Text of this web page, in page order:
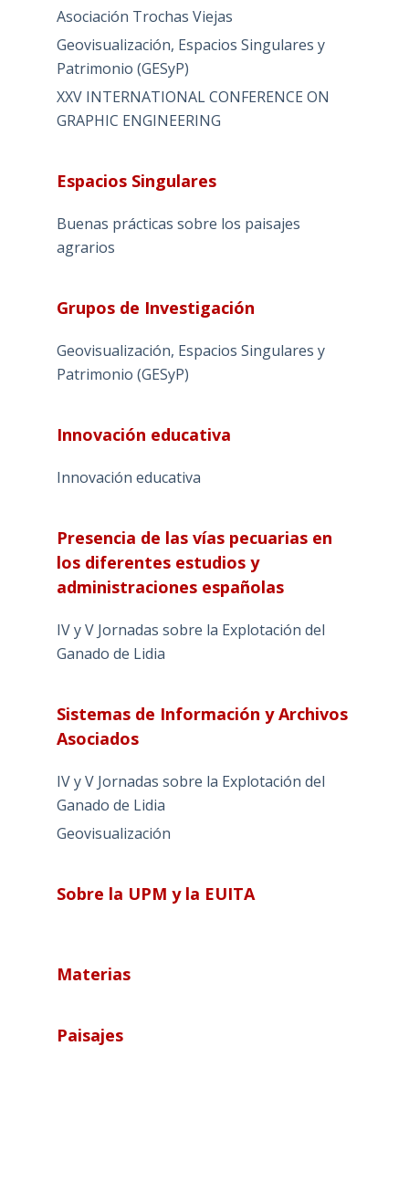
Asociación Trochas Viejas
Geovisualización, Espacios Singulares y
Patrimonio (GESyP)
XXV INTERNATIONAL CONFERENCE ON
GRAPHIC ENGINEERING
Espacios Singulares
Buenas prácticas sobre los paisajes
agrarios
Grupos de Investigación
Geovisualización, Espacios Singulares y
Patrimonio (GESyP)
Innovación educativa
Innovación educativa
Presencia de las vías pecuarias en
los diferentes estudios y
administraciones españolas
IV y V Jornadas sobre la Explotación del
Ganado de Lidia
Sistemas de Información y Archivos
Asociados
IV y V Jornadas sobre la Explotación del
Ganado de Lidia
Geovisualización
Sobre la UPM y la EUITA
Materias
Paisajes